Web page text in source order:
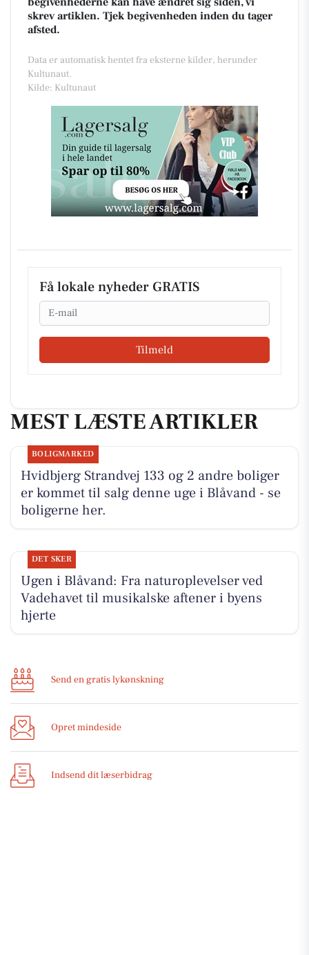
skrev artiklen. Tjek begivenheden inden du tager
afsted.
Data er automatisk hentet fra eksterne kilder, herunder
Kultunaut.
Kilde: Kultunaut
Få lokale nyheder GRATIS
Email
Tilmeld
MEST LÆSTE ARTIKLER
BOLIGMARKED
Hvidbjerg Strandvej 133 og 2 andre boliger
er kommet til salg denne uge i Blåvand - se
boligerne her.
DET SKER
Ugen i Blåvand: Fra naturoplevelser ved
Vadehavet til musikalske aftener i byens
hjerte
Send en gratis lykønskning
Opret mindeside
Indsend dit læserbidrag